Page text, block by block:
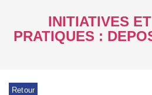
INITIATIVES
PRATIQUES :
Retour